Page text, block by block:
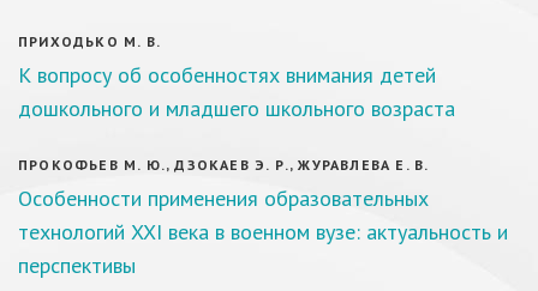
ПРИХОДЬКО М. В.
К вопросу об особенностях внимания детей
дошкольного и младшего школьного возраста
ПРОКОФЬЕВ М. Ю., ДЗОКАЕВ Э. Р., ЖУРАВЛЕВА Е. В.
Особенности применения образовательных
технологий XXI века в военном вузе: актуальность и
перспективы